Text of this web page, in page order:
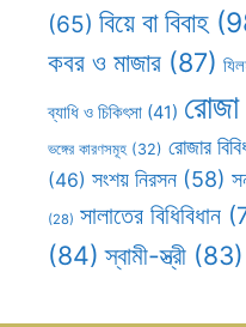
(65) বিয়ে বা বিবাহ
কবর ও মাজার (87)
ব্যাধি ও চিকিৎসা (41)
ভঙ্গের কারণসমূহ (32) রোজার
(46) সংশয় নিরসন (58)
(28) সালাতের বিধিবিধান
(84) স্বামী-স্ত্রী (83)